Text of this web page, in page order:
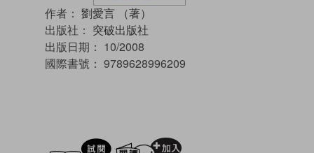
作者： 劉愛言 （著）
出版社： 突破出版社
出版日期： 10/2008
國際書號： 9789628996209
試閲